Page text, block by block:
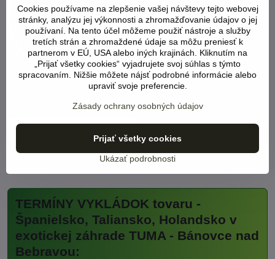
Palykarbonátový plášť skleníka
obsahuje UV filter, ktorý bráni poškodeniu plášťa slnečným
TERMÍNY VYKLÁDOK tovaru -
Španielsko, Taliansko, Holandsko v
exotickej záhrade TUMA - Bánovce nad
Bebravou:
Cookies používame na zlepšenie vašej návštevy tejto webovej
stránky, analýzu jej výkonnosti a zhromažďovanie údajov o jej
používaní. Na tento účel môžeme použiť nástroje a služby
tretích strán a zhromaždené údaje sa môžu preniesť k
partnerom v EÚ, USA alebo iných krajinách. Kliknutím na
„Prijať všetky cookies“ vyjadrujete svoj súhlas s týmto
spracovaním. Nižšie môžete nájsť podrobné informácie alebo
upraviť svoje preferencie.
Zásady ochrany osobných údajov
Ukázať podrobnosti
Prijať všetky cookies